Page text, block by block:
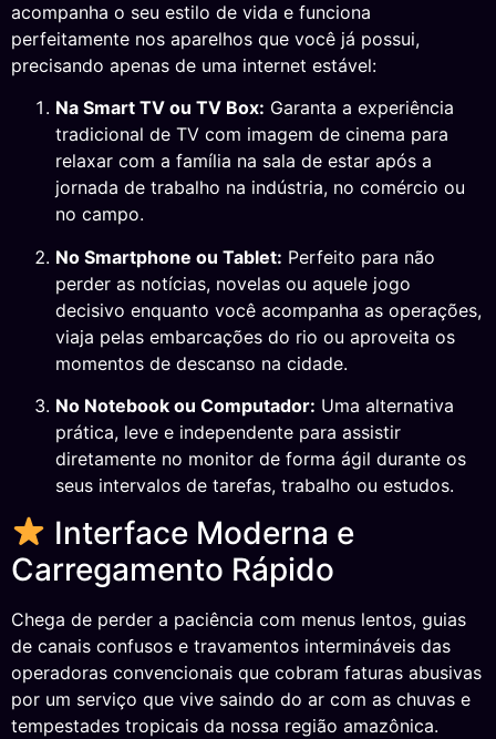
acompanha o seu estilo de vida e funciona
perfeitamente nos aparelhos que você já possui,
precisando apenas de uma internet estável:
Na Smart TV ou TV Box: Garanta a experiência
tradicional de TV com imagem de cinema para
relaxar com a família na sala de estar após a
jornada de trabalho na indústria, no comércio ou
no campo.
No Smartphone ou Tablet: Perfeito para não
perder as notícias, novelas ou aquele jogo
decisivo enquanto você acompanha as operações,
viaja pelas embarcações do rio ou aproveita os
momentos de descanso na cidade.
No Notebook ou Computador: Uma alternativa
prática, leve e independente para assistir
diretamente no monitor de forma ágil durante os
seus intervalos de tarefas, trabalho ou estudos.
Interface Moderna e
Carregamento Rápido
Chega de perder a paciência com menus lentos, guias
de canais confusos e travamentos intermináveis das
operadoras convencionais que cobram faturas abusivas
por um serviço que vive saindo do ar com as chuvas e
tempestades tropicais da nossa região amazônica.